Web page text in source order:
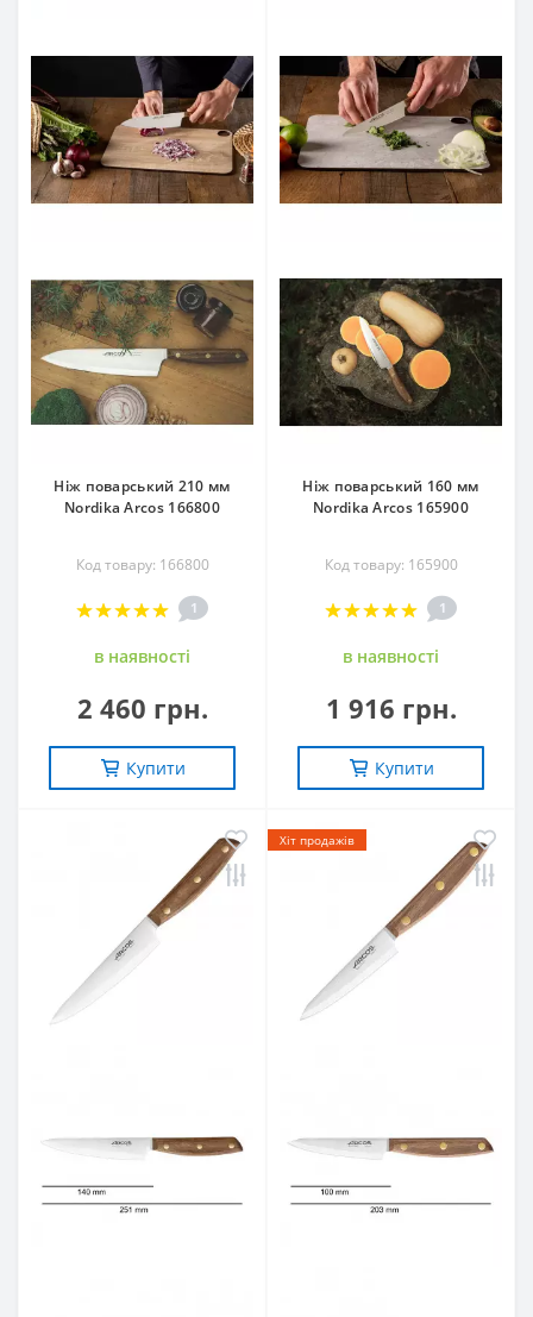
Ніж поварський 210 мм
Nordika Arcos 166800
Код товару: 166800
1
в наявностi
2 460 грн.
Купити
Ніж поварський 160 мм
Nordika Arcos 165900
Код товару: 165900
1
в наявностi
1 916 грн.
Купити
Хіт продажів